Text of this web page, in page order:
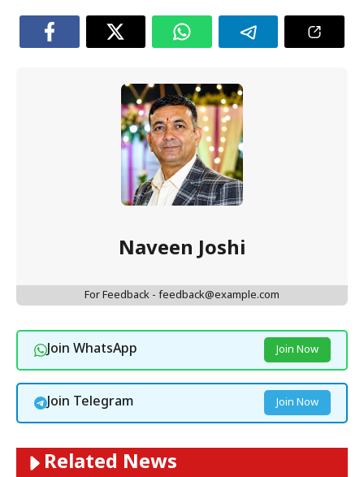
Naveen Joshi
For Feedback - feedback@example.com
Join WhatsApp Join Now
Join Telegram Join Now
Related News